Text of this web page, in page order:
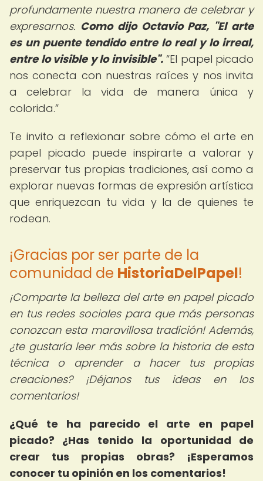
profundamente nuestra manera de celebrar y
expresarnos. Como dijo Octavio Paz, "El arte
es un puente tendido entre lo real y lo irreal,
entre lo visible y lo invisible". El papel picado
nos conecta con nuestras raíces y nos invita
a celebrar la vida de manera única y
colorida.
Te invito a reflexionar sobre cómo el arte en
papel picado puede inspirarte a valorar y
preservar tus propias tradiciones, así como a
explorar nuevas formas de expresión artística
que enriquezcan tu vida y la de quienes te
rodean.
¡Gracias por ser parte de la
comunidad de HistoriaDelPapel!
¡Comparte la belleza del arte en papel picado
en tus redes sociales para que más personas
conozcan esta maravillosa tradición! Además,
¿te gustaría leer más sobre la historia de esta
técnica o aprender a hacer tus propias
creaciones? ¡Déjanos tus ideas en los
comentarios!
¿Qué te ha parecido el arte en papel
picado? ¿Has tenido la oportunidad de
crear tus propias obras? ¡Esperamos
conocer tu opinión en los comentarios!